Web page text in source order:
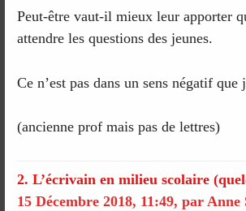
Peut-être vaut-il mieux leur apporter
attendre les questions des jeunes.
Ce n’est pas dans un sens négatif que
(ancienne prof mais pas de lettres)
2. L’écrivain en milieu scolaire
15 Décembre 2018, 11:49,parAnne